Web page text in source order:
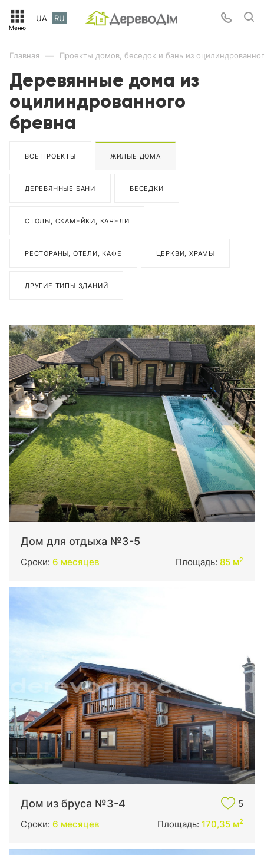
UA RU
Главная — Проекты домов, беседок и бань из
Деревянные дома из
оцилиндрованного
бревна
ВСЕ ПРОЕКТЫ ЖИЛЫЕ ДОМА
ДЕРЕВЯННЫЕ БАНИ БЕСЕДКИ
СТОЛЫ, СКАМЕЙКИ, КАЧЕЛИ
РЕСТОРАНЫ, ОТЕЛИ, КАФЕ ЦЕРКВИ, ХРАМЫ
ДРУГИЕ ТИПЫ ЗДАНИЙ
Дом для отдыха №3-5
Сроки: 6 месяцев Площадь: 85 м2
Дом из бруса №3-4
5
Сроки: 6 месяцев Площадь: 170,35 м2